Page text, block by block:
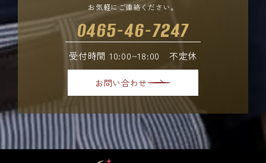
お気軽にご連絡ください。
0465-46-7247
受付時間 10:00~18:00 不定休
お問い合わせ